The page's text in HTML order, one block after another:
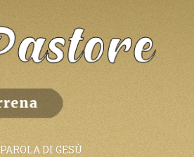
PAROLA DI GESÙ